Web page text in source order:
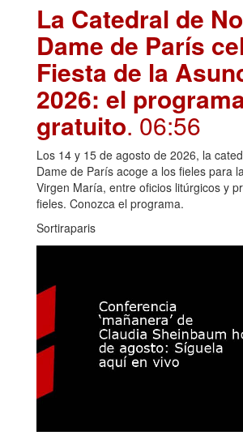
La Catedral de
Dame de París
Fiesta de la
2026: el
gratuito. 06:56
Los 14 y 15 de agosto de 2026, la
Dame de París acoge a los fieles para
Virgen María, entre oficios litúrgicos y
fieles. Conozca el programa.
Sortiraparis